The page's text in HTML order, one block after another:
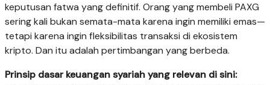
keputusan fatwa yang definitif. Orang yang membeli PAXG
sering kali bukan semata-mata karena ingin memiliki emas—
tetapi karena ingin fleksibilitas transaksi di ekosistem
kripto. Dan itu adalah pertimbangan yang berbeda.
Prinsip dasar keuangan syariah yang relevan di sini: